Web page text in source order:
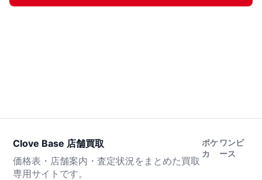
Clove Base 店舗買取
価格表・店舗案内・査定状況をまとめた買取
専用サイトです。
ポケ
カ
ワンピ
ース